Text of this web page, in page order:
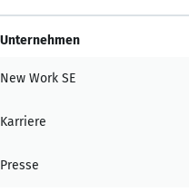
Unternehmen
New Work SE
Karriere
Presse